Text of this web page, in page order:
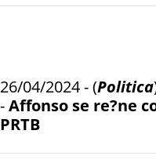
26/04/2024 - (Politica
-Affonso se re?ne
PRTB